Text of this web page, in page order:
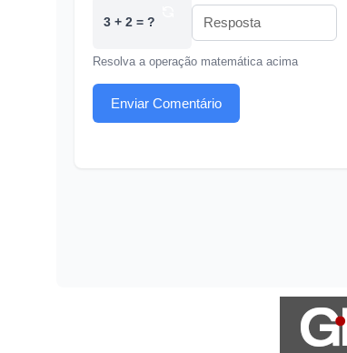
3 + 2 = ?
Resolva a operação matemática acima
Enviar Comentário